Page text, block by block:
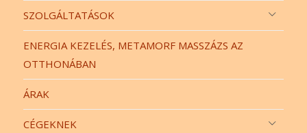
SZOLGÁLTATÁSOK
ENERGIA KEZELÉS, METAMORF MASSZÁZS AZ
OTTHONÁBAN
ÁRAK
CÉGEKNEK